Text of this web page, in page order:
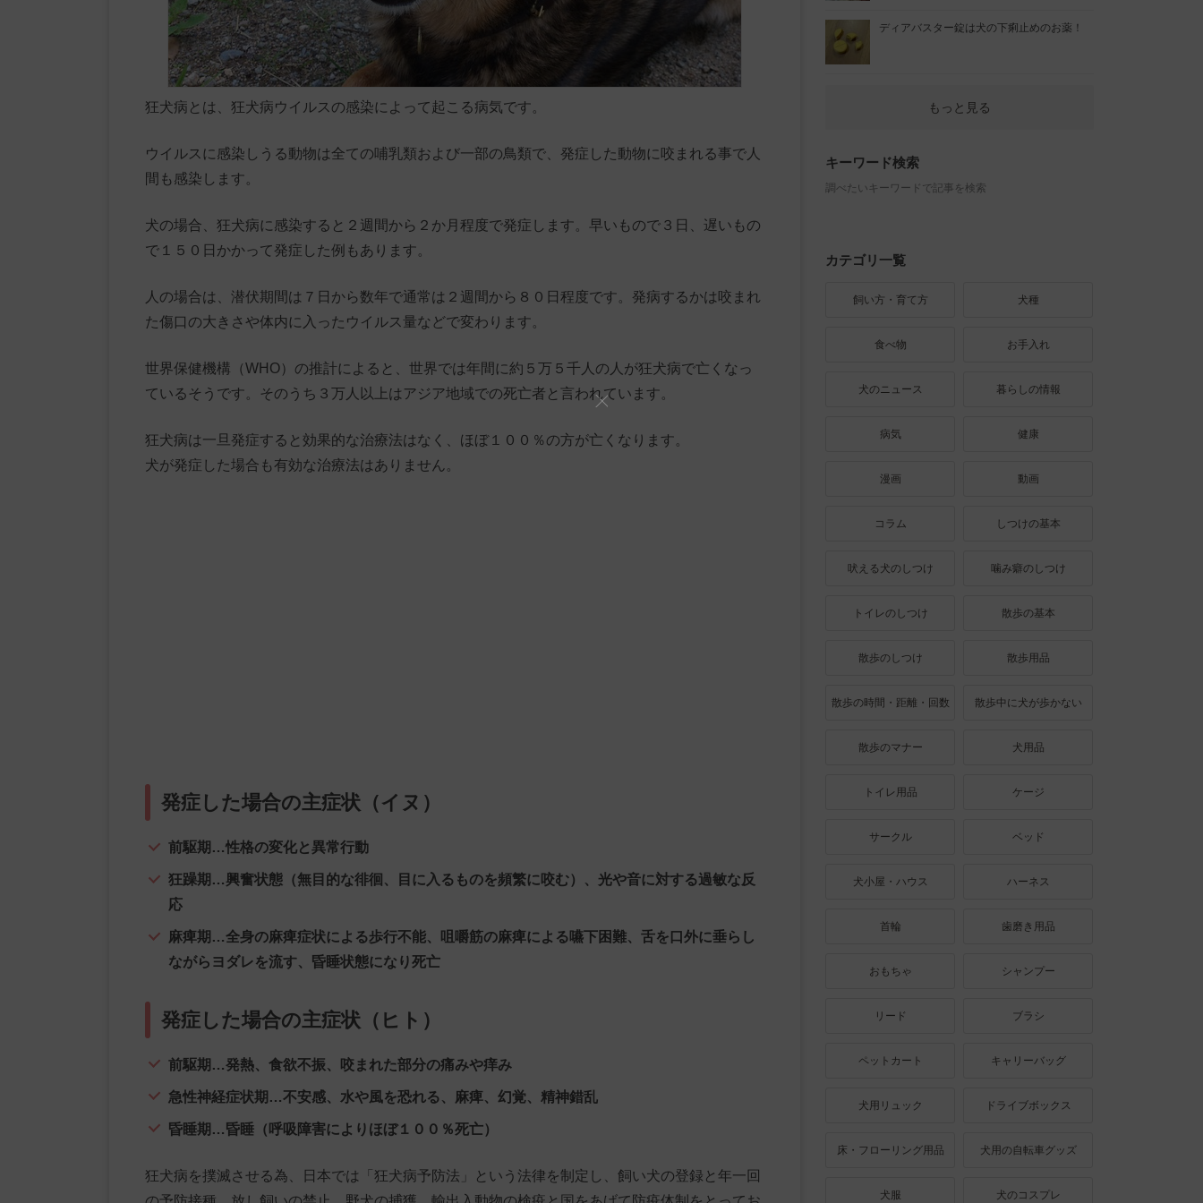
狂犬病とは、狂犬病ウイルスの感染によって起こる病気です。
ウイルスに感染しうる動物は全ての哺乳類および一部の鳥類で、発症した動物に咬まれる事で人
間も感染します。
犬の場合、狂犬病に感染すると２週間から２か月程度で発症します。早いもので３日、遅いもの
で１５０日かかって発症した例もあります。
人の場合は、潜伏期間は７日から数年で通常は２週間から８０日程度です。発病するかは咬まれ
た傷口の大きさや体内に入ったウイルス量などで変わります。
世界保健機構（WHO）の推計によると、世界では年間に約５万５千人の人が狂犬病で亡くなっ
ているそうです。そのうち３万人以上はアジア地域での死亡者と言われています。
狂犬病は一旦発症すると効果的な治療法はなく、ほぼ１００％の方が亡くなります。
犬が発症した場合も有効な治療法はありません。
発症した場合の主症状（イヌ）
前駆期…性格の変化と異常行動
狂躁期…興奮状態（無目的な徘徊、目に入るものを頻繁に咬む）、光や音に対する過敏な反
応
麻痺期…全身の麻痺症状による歩行不能、咀嚼筋の麻痺による嚥下困難、舌を口外に垂らし
ながらヨダレを流す、昏睡状態になり死亡
発症した場合の主症状（ヒト）
前駆期…発熱、食欲不振、咬まれた部分の痛みや痒み
急性神経症状期…不安感、水や風を恐れる、麻痺、幻覚、精神錯乱
昏睡期…昏睡（呼吸障害によりほぼ１００％死亡）
狂犬病を撲滅させる為、日本では「狂犬病予防法」という法律を制定し、飼い犬の登録と年一回
ディアバスター錠は犬の下痢止めのお薬！
もっと見る
キーワード検索
調べたいキーワードで記事を検索
カテゴリ一覧
飼い方・育て方 犬種
食べ物 お手入れ
犬のニュース 暮らしの情報
病気 健康
漫画 動画
コラム しつけの基本
吠える犬のしつけ 噛み癖のしつけ
トイレのしつけ 散歩の基本
散歩のしつけ 散歩用品
散歩の時間・距離・回数 散歩中に犬が歩かない
散歩のマナー 犬用品
トイレ用品 ケージ
サークル ベッド
犬小屋・ハウス ハーネス
首輪 歯磨き用品
おもちゃ シャンプー
リード ブラシ
ペットカート キャリーバッグ
犬用リュック ドライブボックス
床・フローリング用品 犬用の自転車グッズ
犬服 犬のコスプレ